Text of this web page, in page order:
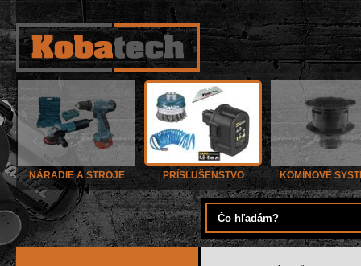
NÁRADIE A STROJE PRÍSLUŠENSTVO KOMÍNOVÉ